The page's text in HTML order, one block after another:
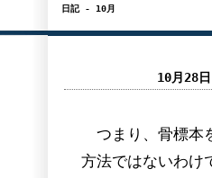
日記 - 10月
10月28
つまり、骨標本
方法ではないわけ